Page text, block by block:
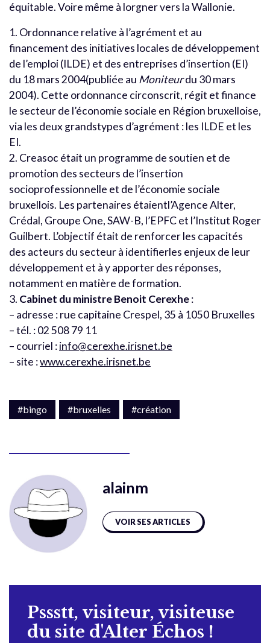
équitable. Voire même à lorgner vers la Wallonie.
1. Ordonnance relative à l’agrément et au
financement des initiatives locales de développement
de l’emploi (ILDE) et des entreprises d’insertion (EI)
du 18 mars 2004(publiée au Moniteurdu 30 mars
2004). Cette ordonnance circonscrit, régit et finance
le secteur de l’économie sociale en Région bruxelloise,
via les deux grandstypes d’agrément : les ILDE et les
EI.
2. Creasoc était un programme de soutien et de
promotion des secteurs de l’insertion
socioprofessionnelle et de l’économie sociale
bruxellois. Les partenaires étaientl’Agence Alter,
Crédal, Groupe One, SAW-B, l’EPFC et l’Institut Roger
Guilbert. L’objectif était de renforcer les capacités
des acteurs du secteur à identifierles enjeux de leur
développement et à y apporter des réponses,
notamment en matière de formation.
3. Cabinet du ministre Benoit Cerexhe:
– adresse : rue capitaine Crespel, 35 à 1050 Bruxelles
– tél. : 02 508 79 11
– courriel :info@cerexhe.irisnet.be
– site :www.cerexhe.irisnet.be
#bingo #bruxelles #création
alainm
VOIR SES ARTICLES
Pssstt, visiteur, visiteuse
du site d'Alter Échos !